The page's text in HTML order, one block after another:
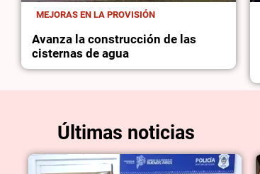
MEJORAS EN LA PROVISIÓN
Avanza la construcción de las
cisternas de agua
Últimas noticias